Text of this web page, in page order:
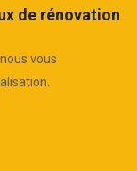
de rénovation
vous